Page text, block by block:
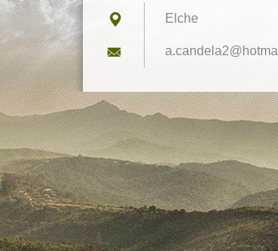
Elche
a.candel a2@hotma